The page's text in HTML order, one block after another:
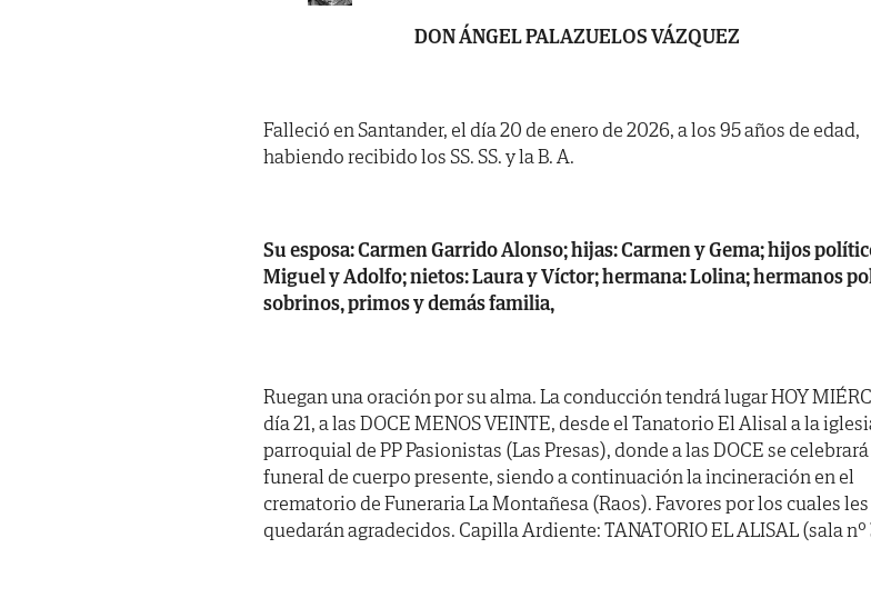
DON ÁNGEL PALAZUELOS VÁZQUEZ
Falleció en Santander, el día 20 de enero de 2026, a los 95 años de edad,
habiendo recibido los SS. SS. y la B. A.
Su esposa: Carmen Garrido Alonso; hijas: Carmen y Gema; hijos
Miguel y Adolfo; nietos: Laura y Víctor; hermana: Lolina; hermanos
sobrinos, primos y demás familia,
Ruegan una oración por su alma. La conducción tendrá lugar HOY
día 21, a las DOCE MENOS VEINTE, desde el Tanatorio El Alisal a la
parroquial de PP Pasionistas (Las Presas), donde a las DOCE se
funeral de cuerpo presente, siendo a continuación la incineración en el
crematorio de Funeraria La Montañesa (Raos). Favores por los cuales les
quedarán agradecidos. Capilla Ardiente: TANATORIO EL ALISAL (sala nº